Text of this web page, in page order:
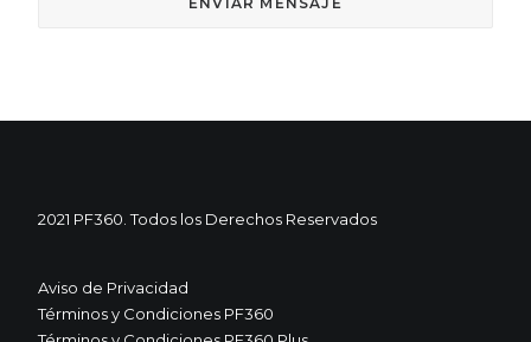
2021 PF360. Todos los Derechos Reservados
Aviso de Privacidad
Términos y Condiciones PF360